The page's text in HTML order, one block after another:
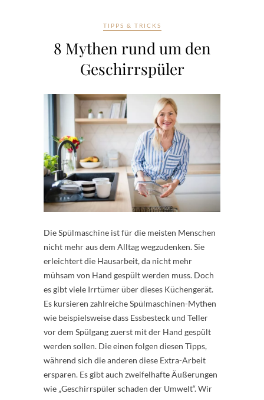
TIPPS & TRICKS
8 Mythen rund um den
Geschirrspüler
Die Spülmaschine ist für die meisten Menschen
nicht mehr aus dem Alltag wegzudenken. Sie
erleichtert die Hausarbeit, da nicht mehr
mühsam von Hand gespült werden muss. Doch
es gibt viele Irrtümer über dieses Küchengerät.
Es kursieren zahlreiche Spülmaschinen-Mythen
wie beispielsweise dass Essbesteck und Teller
vor dem Spülgang zuerst mit der Hand gespült
werden sollen. Die einen folgen diesen Tipps,
während sich die anderen diese Extra-Arbeit
ersparen. Es gibt auch zweifelhafte Äußerungen
wie „Geschirrspüler schaden der Umwelt“. Wir